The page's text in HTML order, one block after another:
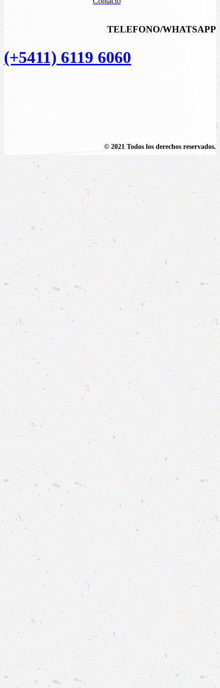
TELEFONO/WHATSAPP
(+5411) 6119 6060
© 2021 Todos los derechos reservados.